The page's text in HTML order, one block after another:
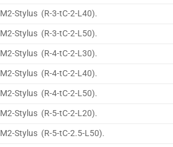
M2-Stylus (R-3-tC-2-L40).
M2-Stylus (R-3-tC-2-L50).
M2-Stylus (R-4-tC-2-L30).
M2-Stylus (R-4-tC-2-L40).
M2-Stylus (R-4-tC-2-L50).
M2-Stylus (R-5-tC-2-L20).
M2-Stylus (R-5-tC-2.5-L50).